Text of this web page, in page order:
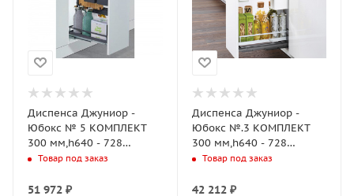
Диспенса Джуниор -
Юбокс № 5 КОМПЛЕКТ
300 мм,h640 - 728
мм,Арена СТИЛЬ 1
Товар под заказ
51 972 ₽
Диспенса Джуниор -
Юбокс №.3 КОМПЛЕКТ
300 мм,h640 - 728
мм,Арена КЛАССИК 1
(2606400005)
Товар под заказ
42 212₽